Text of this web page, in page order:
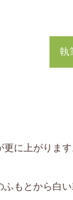
執
に上がります
もとから白